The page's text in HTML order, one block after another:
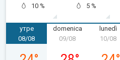
10 % 5 %
утре
sabato 08/08
08/08
domenica
domenica 09/08
09/08
lunedì
10/08